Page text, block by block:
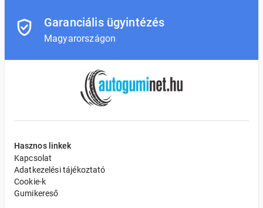
Garanciális ügyintézés
Magyarországon
Hasznos linkek
Kapcsolat
Adatkezelési tájékoztató
Cookie-k
Gumikereső